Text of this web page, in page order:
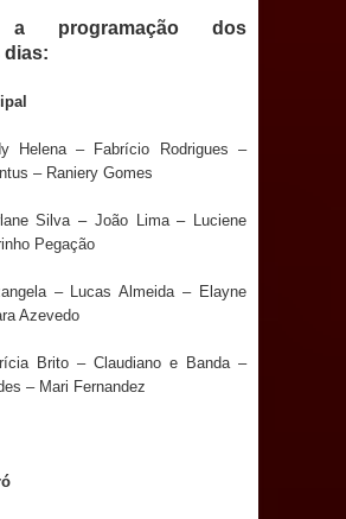
Neta do Sindicato
recursos para nova Casa de
Ribeiro toma posse no
Nacional do PDT durante
Gigantes da Poesia Paraibana
em Guarabira
a programação dos
dias:
Helena – Fabrício Rodrigues –
– Raniery Gomes
Silva – João Lima – Luciene
Pegação
– Lucas Almeida – Elayne
Azevedo
Brito – Claudiano e Banda –
– Mari Fernandez